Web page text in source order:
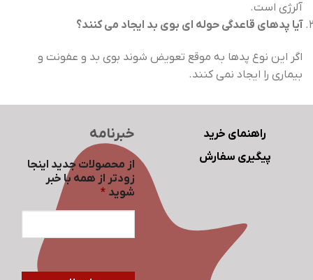
آلرژی است.
آیا پدهای قاعدگی حوله ای بوی بد ایجاد می کنند؟
اگر این نوع پدها به موقع تعویض شوند بوی بد و عفونت و
بیماری را ایجاد نمی کنند.
راهنمای خرید
پیگیری سفارش
خبرنامه
از محصولات جدید اینجا
زودتر از همه با خبر
شوید *